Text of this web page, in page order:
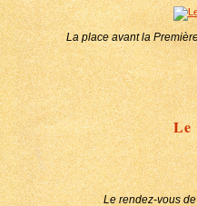
La place avant la
Le
Le rendez-vous